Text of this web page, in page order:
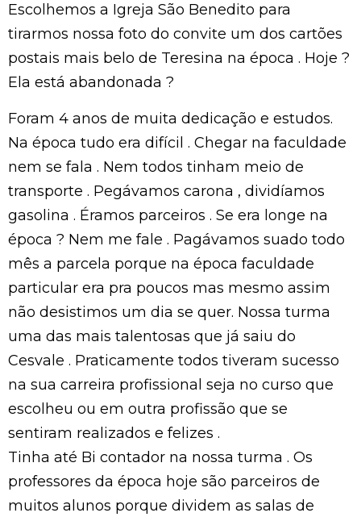
Escolhemos a Igreja São Benedito para
tirarmos nossa foto do convite um dos cartões
postais mais belo de Teresina na época . Hoje ?
Ela está abandonada ?
Foram 4 anos de muita dedicação e estudos.
Na época tudo era difícil . Chegar na faculdade
nem se fala . Nem todos tinham meio de
transporte . Pegávamos carona , dividíamos
gasolina . Éramos parceiros . Se era longe na
época ? Nem me fale . Pagávamos suado todo
mês a parcela porque na época faculdade
particular era pra poucos mas mesmo assim
não desistimos um dia se quer. Nossa turma
uma das mais talentosas que já saiu do
Cesvale . Praticamente todos tiveram sucesso
na sua carreira profissional seja no curso que
escolheu ou em outra profissão que se
sentiram realizados e felizes .
Tinha até Bi contador na nossa turma . Os
professores da época hoje são parceiros de
muitos alunos porque dividem as salas de